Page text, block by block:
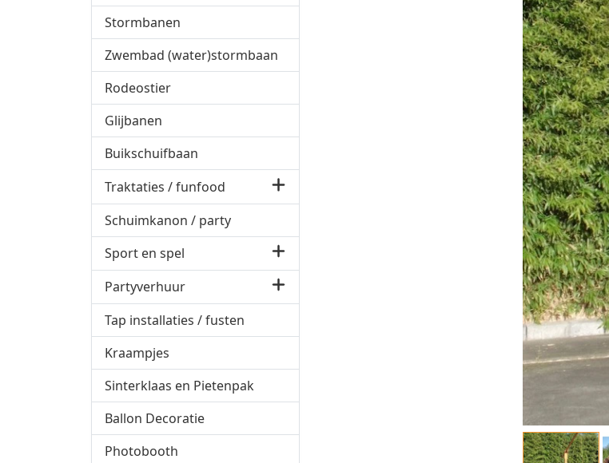
Stormbanen
Zwembad (water)stormbaan
Rodeostier
Glijbanen
Buikschuifbaan
Traktaties / funfood
Schuimkanon / party
Sport en spel
Partyverhuur
Tap installaties / fusten
Kraampjes
Sinterklaas en Pietenpak
Ballon Decoratie
Photobooth